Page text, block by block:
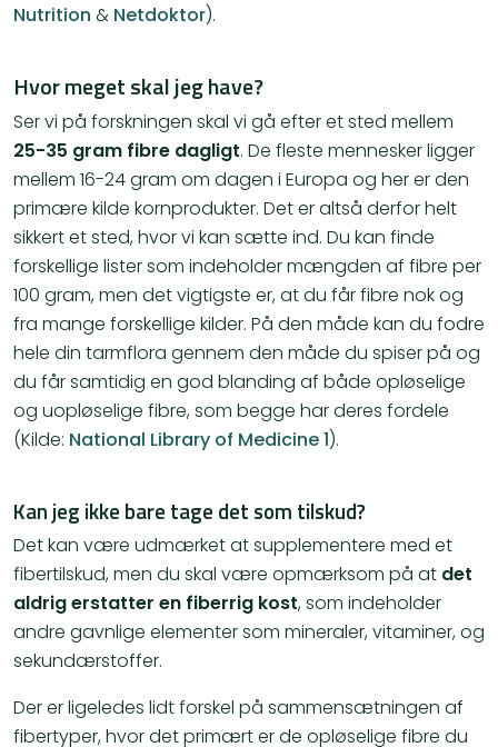
Nutrition & Netdoktor).
Hvor meget skal jeg have?
Ser vi på forskningen skal vi gå efter et sted mellem
25-35 gram fibre dagligt. De fleste mennesker ligger
mellem 16-24 gram om dagen i Europa og her er den
primære kilde kornprodukter. Det er altså derfor helt
sikkert et sted, hvor vi kan sætte ind. Du kan finde
forskellige lister som indeholder mængden af fibre per
100 gram, men det vigtigste er, at du får fibre nok og
fra mange forskellige kilder. På den måde kan du fodre
hele din tarmflora gennem den måde du spiser på og
du får samtidig en god blanding af både opløselige
og uopløselige fibre, som begge har deres fordele
(Kilde: National Library of Medicine 1).
Kan jeg ikke bare tage det som tilskud?
Det kan være udmærket at supplementere med et
fibertilskud, men du skal være opmærksom på at det
aldrig erstatter en fiberrig kost, som indeholder
andre gavnlige elementer som mineraler, vitaminer, og
sekundærstoffer.
Der er ligeledes lidt forskel på sammensætningen af
fibertyper, hvor det primært er de opløselige fibre du